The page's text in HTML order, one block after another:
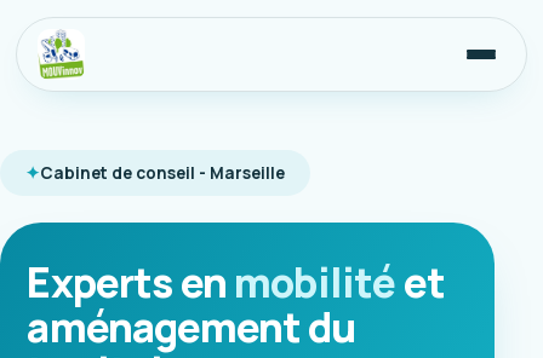
Cabinet de conseil - Marseille
Experts enmobilitéet
aménagement du